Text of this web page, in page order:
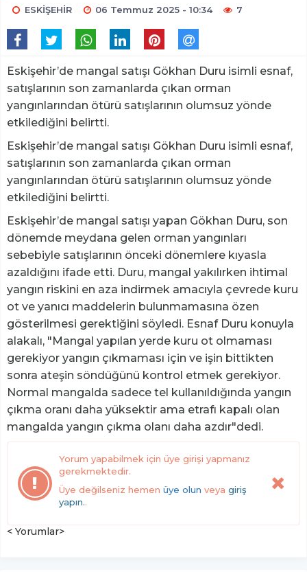
ESKİŞEHİR 06 Temmuz 2025 - 10:34 7
Eskişehir’de mangal satışı Gökhan Duru isimli esnaf,
satışlarının son zamanlarda çıkan orman
yangınlarından ötürü satışlarının olumsuz yönde
etkilediğini belirtti.
Eskişehir’de mangal satışı Gökhan Duru isimli esnaf,
satışlarının son zamanlarda çıkan orman
yangınlarından ötürü satışlarının olumsuz yönde
etkilediğini belirtti.
Eskişehir’de mangal satışı yapan Gökhan Duru, son
dönemde meydana gelen orman yangınları
sebebiyle satışlarının önceki dönemlere kıyasla
azaldığını ifade etti. Duru, mangal yakılırken ihtimal
yangın riskini en aza indirmek amacıyla çevrede kuru
ot ve yanıcı maddelerin bulunmamasına özen
gösterilmesi gerektiğini söyledi. Esnaf Duru konuyla
alakalı, "Mangal yapılan yerde kuru ot olmaması
gerekiyor yangın çıkmaması için ve işin bittikten
sonra ateşin söndüğünü kontrol etmek gerekiyor.
Normal mangalda sadece tel kullanıldığında yangın
çıkma oranı daha yüksektir ama etrafı kapalı olan
mangalda yangın çıkma olanı daha azdır"dedi.
Yorum yapabilmek için üye girişi yapmanız
gerekmektedir.
Üye değilseniz hemen üye olun veya giriş
yapın..
< Yorumlar>